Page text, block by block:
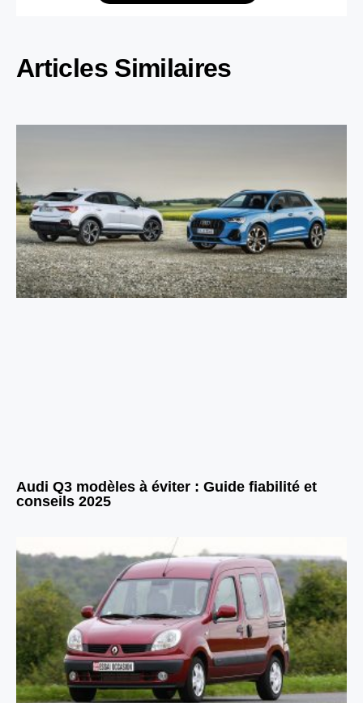
Articles Similaires
Audi Q3 modèles à éviter : Guide fiabilité et
conseils 2025